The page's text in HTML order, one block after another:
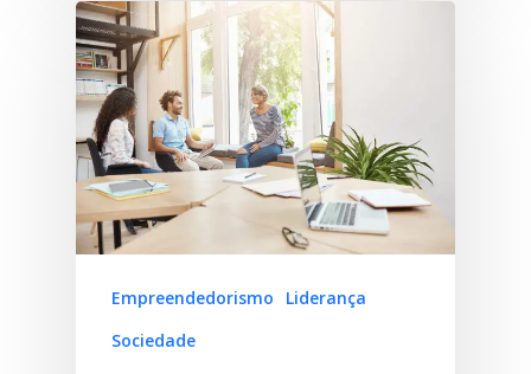
Empreendedorismo
Liderança
Sociedade